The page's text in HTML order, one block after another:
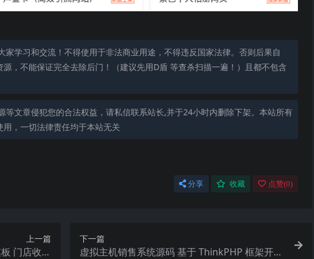
学习和交流！不得使用于非法商业用途，不得违反国家法律。否则后果自
，不能保证完全去除后门！（建议先用D盾 等查杀扫描一遍！）且都不包含
等文章侵犯您的合法权益，请私信联系站长,并于24小时内删除下架。本站所有
，一切法律责任均于本站无关
分享 收藏 点赞(0)
上一篇
门店收银
下一篇
虚拟主机销售系统源码 基于 ThinkPHP 框架开发